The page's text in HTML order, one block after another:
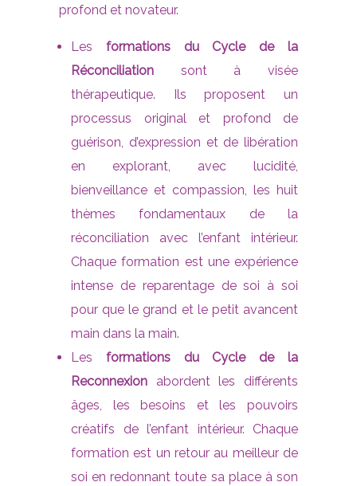
profond et novateur.
Les formations du Cycle de la
Réconciliation sont à visée
thérapeutique. Ils proposent un
processus original et profond de
guérison, d’expression et de libération
en explorant, avec lucidité,
bienveillance et compassion, les huit
thèmes fondamentaux de la
réconciliation avec l’enfant intérieur.
Chaque formation est une expérience
intense de reparentage de soi à soi
pour que le grand et le petit avancent
main dans la main.
Les formations du Cycle de la
Reconnexion abordent les différents
âges, les besoins et les pouvoirs
créatifs de l’enfant intérieur. Chaque
formation est un retour au meilleur de
soi en redonnant toute sa place à son